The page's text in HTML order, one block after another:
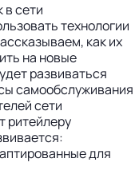
в сети
технологии
как их
на новые
развиваться
самообслуживания
сети
ритейлеру
для